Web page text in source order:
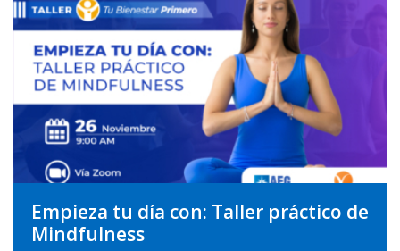
Empieza tu día con: Taller práctico de
Mindfulness